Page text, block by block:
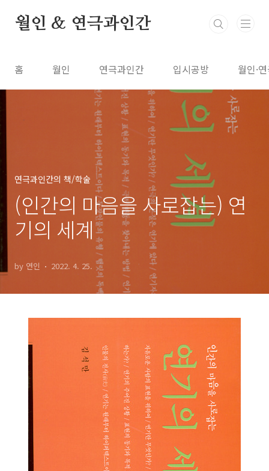
월인 & 연극과인간
홈 월인 연극과인간 입시공방 월인·
연극과인간의 책/학술
(인간의 마음을 사로잡는) 연
기의 세계
by 연인 2022. 4. 25.